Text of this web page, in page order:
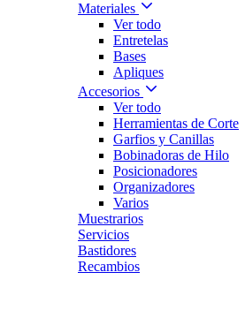
Materiales
Ver todo
Entretelas
Bases
Apliques
Accesorios
Ver todo
Herramientas de Corte
Garfios y Canillas
Bobinadoras de Hilo
Posicionadores
Organizadores
Varios
Muestrarios
Servicios
Bastidores
Recambios